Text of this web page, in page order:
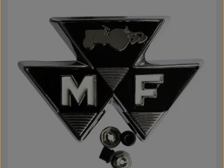
Maling Agricolour
PTO Aksler GARDLOC
Værksted/ Værktøj
Tilbud